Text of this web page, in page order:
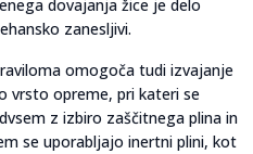
dovajanja žice je delo
zanesljivi.
omogoča tudi izvajanje
vrsto opreme, pri kateri se
z izbiro zaščitnega plina in
se uporabljajo inertni plini, kot